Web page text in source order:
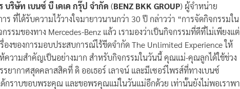
ริษัท เบนซ์ บี เคเค กรุ๊ป จำกัด (BENZ BKK GROUP) ผู้จำหน่าย
ร ที่ได้รับความไว้วางใจมายาวนานกว่า 30 ปี กล่าวว่า “การจัดกิจกรรมใน
รมของทาง Mercedes-Benz แล้ว เรามองว่าเป็นกิจกรรมที่ดีที่ไม่เพียงแต่
งของการมอบประสบการณ์ไร้ขีดจำกัด The Unlimited Experience ให้
ห้ความสำคัญเป็นอย่างมาก สำหรับกิจกรรมในวันนี้ คุณแม่-คุณลูกได้ใช้ช่วง
ยากาศสุดคลาสสิคที่ ดิ ออเธอร์ เลาจน์ และมีเซอร์ไพรส์ที่ทางเบนซ์
กราบขอบพระคุณ และขอพรคุณแม่ในวันแม่อีกด้วย เท่านั้นยังไม่พอเราพา